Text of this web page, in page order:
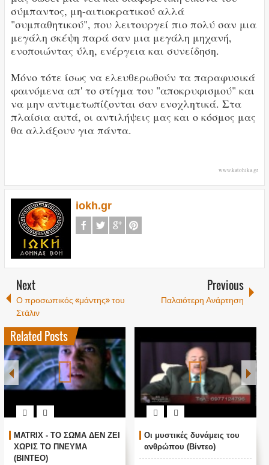
σύμπαντος, μη-αιτιοκρατικού αλλά
"συμπαθητικού", που λειτουργεί πιο πολύ σαν μια
μεγάλη σκέψη παρά σαν μια μεγάλη μηχανή,
ενοποιώντας ύλη, ενέργεια και συνείδηση.
Μόνο τότε ίσως να ελευθερωθούν τα παραφυσικά
φαινόμενα απ' το στίγμα του "αποκρυφισμού" και
να μην αντιμετωπίζονται σαν ενοχλητικά. Στα
πλαίσια αυτά, οι αντιλήψεις μας και ο κόσμος μας
θα αλλάξουν για πάντα.
www.katohika.gr
iokh.gr
Next
Ο προσωπικός «μάντης» του
Στάλιν
Previous
Παλαιότερη Ανάρτηση
Related Posts
MATRIX - ΤΟ ΣΩΜΑ ΔΕΝ ΖΕΙ
ΧΩΡΙΣ ΤΟ ΠΝΕΥΜΑ
(ΒΙΝΤΕΟ)
Οι μυστικές δυνάμεις του
ανθρώπου (Βίντεο)